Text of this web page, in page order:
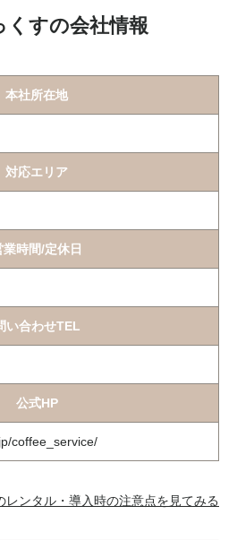
くすの会社情報
本社所在地
対応エリア
業時間/定休日
い合わせTEL
公式HP
coffee_service/
レンタル・導入時の注意点を見てみる